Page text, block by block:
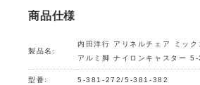
商品仕様
製品名:
内田洋行 アリネルチェア ミッ
アルミ脚 ナイロンキャスター
型番: 5-381-272/5-381-382